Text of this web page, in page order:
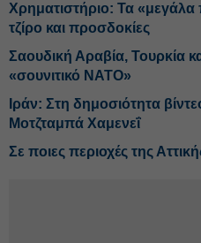
Χρηματιστήριο: Τα
τζίρο και προσδοκίες
Σαουδική Αραβία, Τουρκία
«σουνιτικό ΝΑΤΟ»
Ιράν: Στη δημοσιότητα
Μοτζταμπά Χαμενεΐ
Σε ποιες περιοχές της